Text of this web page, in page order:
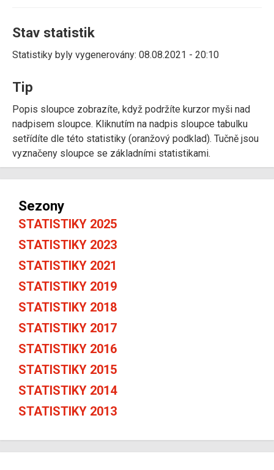
Stav statistik
Statistiky byly vygenerovány: 08.08.2021 - 20:10
Tip
Popis sloupce zobrazíte, když podržíte kurzor myši nad
nadpisem sloupce. Kliknutím na nadpis sloupce tabulku
setřídíte dle této statistiky (oranžový podklad). Tučně jsou
vyznačeny sloupce se základními statistikami.
Sezony
STATISTIKY 2025
STATISTIKY 2023
STATISTIKY 2021
STATISTIKY 2019
STATISTIKY 2018
STATISTIKY 2017
STATISTIKY 2016
STATISTIKY 2015
STATISTIKY 2014
STATISTIKY 2013